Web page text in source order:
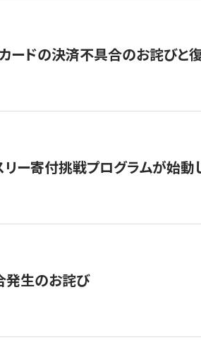
ードの決済不具合のお詫びと
ー寄付挑戦プログラムが始動
発生のお詫び